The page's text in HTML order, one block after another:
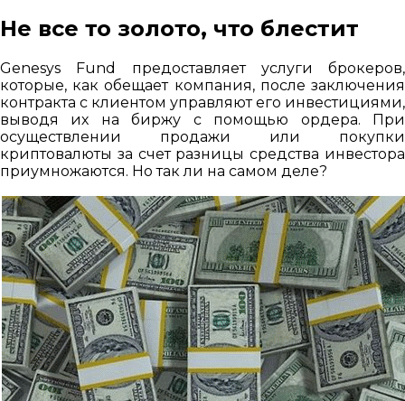
Не все то золото, что блестит
Genesys Fund предоставляет услуги брокеров,
которые, как обещает компания, после заключения
контракта с клиентом управляют его инвестициями,
выводя их на биржу с помощью ордера. При
осуществлении продажи или покупки
криптовалюты за счет разницы средства инвестора
приумножаются. Но так ли на самом деле?